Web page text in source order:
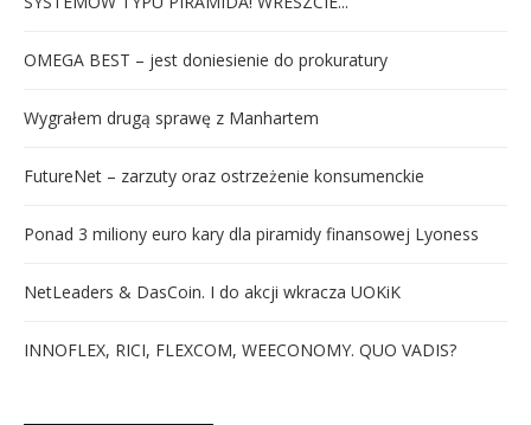
OMEGA BEST – jest doniesienie do prokuratury
Wygrałem drugą sprawę z Manhartem
FutureNet – zarzuty oraz ostrzeżenie konsumenckie
Ponad 3 miliony euro kary dla piramidy finansowej Lyoness
NetLeaders & DasCoin. I do akcji wkracza UOKiK
INNOFLEX, RICI, FLEXCOM, WEECONOMY. QUO VADIS?